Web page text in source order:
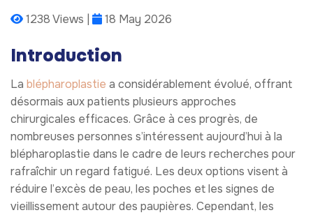
1238 Views | 18 May 2026
Introduction
La blépharoplastie a considérablement évolué, offrant
désormais aux patients plusieurs approches
chirurgicales efficaces. Grâce à ces progrès, de
nombreuses personnes s’intéressent aujourd’hui à la
blépharoplastie dans le cadre de leurs recherches pour
rafraîchir un regard fatigué. Les deux options visent à
réduire l’excès de peau, les poches et les signes de
vieillissement autour des paupières. Cependant, les